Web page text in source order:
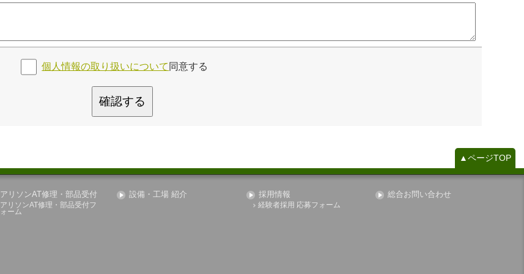
個人情報の取り扱いについて 同意する
確認する
▲ページTOP
アリソンAT修理・部品受付
アリソンAT修理・部品受付フ
ォーム
設備・工場 紹介 採用情報
経験者採用 応募フォーム
総合お問い合わせ